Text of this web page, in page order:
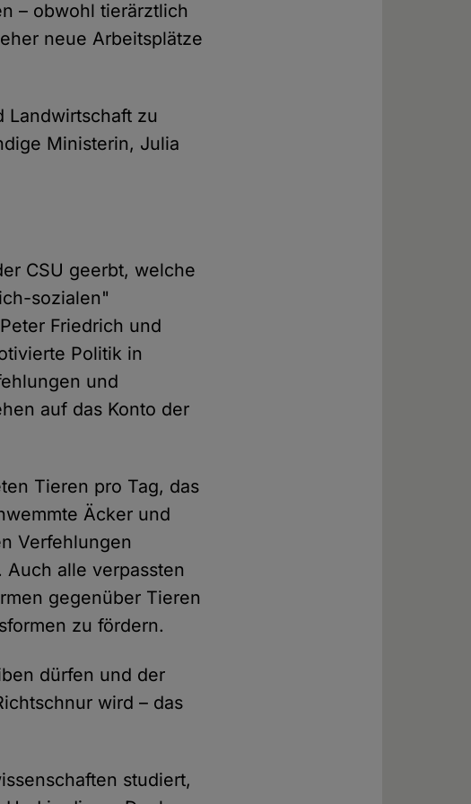
– obwohl tierärztlich
neue Arbeitsplätze
Landwirtschaft zu
Ministerin, Julia
CSU geerbt, welche
sozialen"
Friedrich und
Politik in
und
auf das Konto der
Tieren pro Tag, das
Äcker und
Verfehlungen
alle verpassten
gegenüber Tieren
zu fördern.
dürfen und der
wird – das
studiert,